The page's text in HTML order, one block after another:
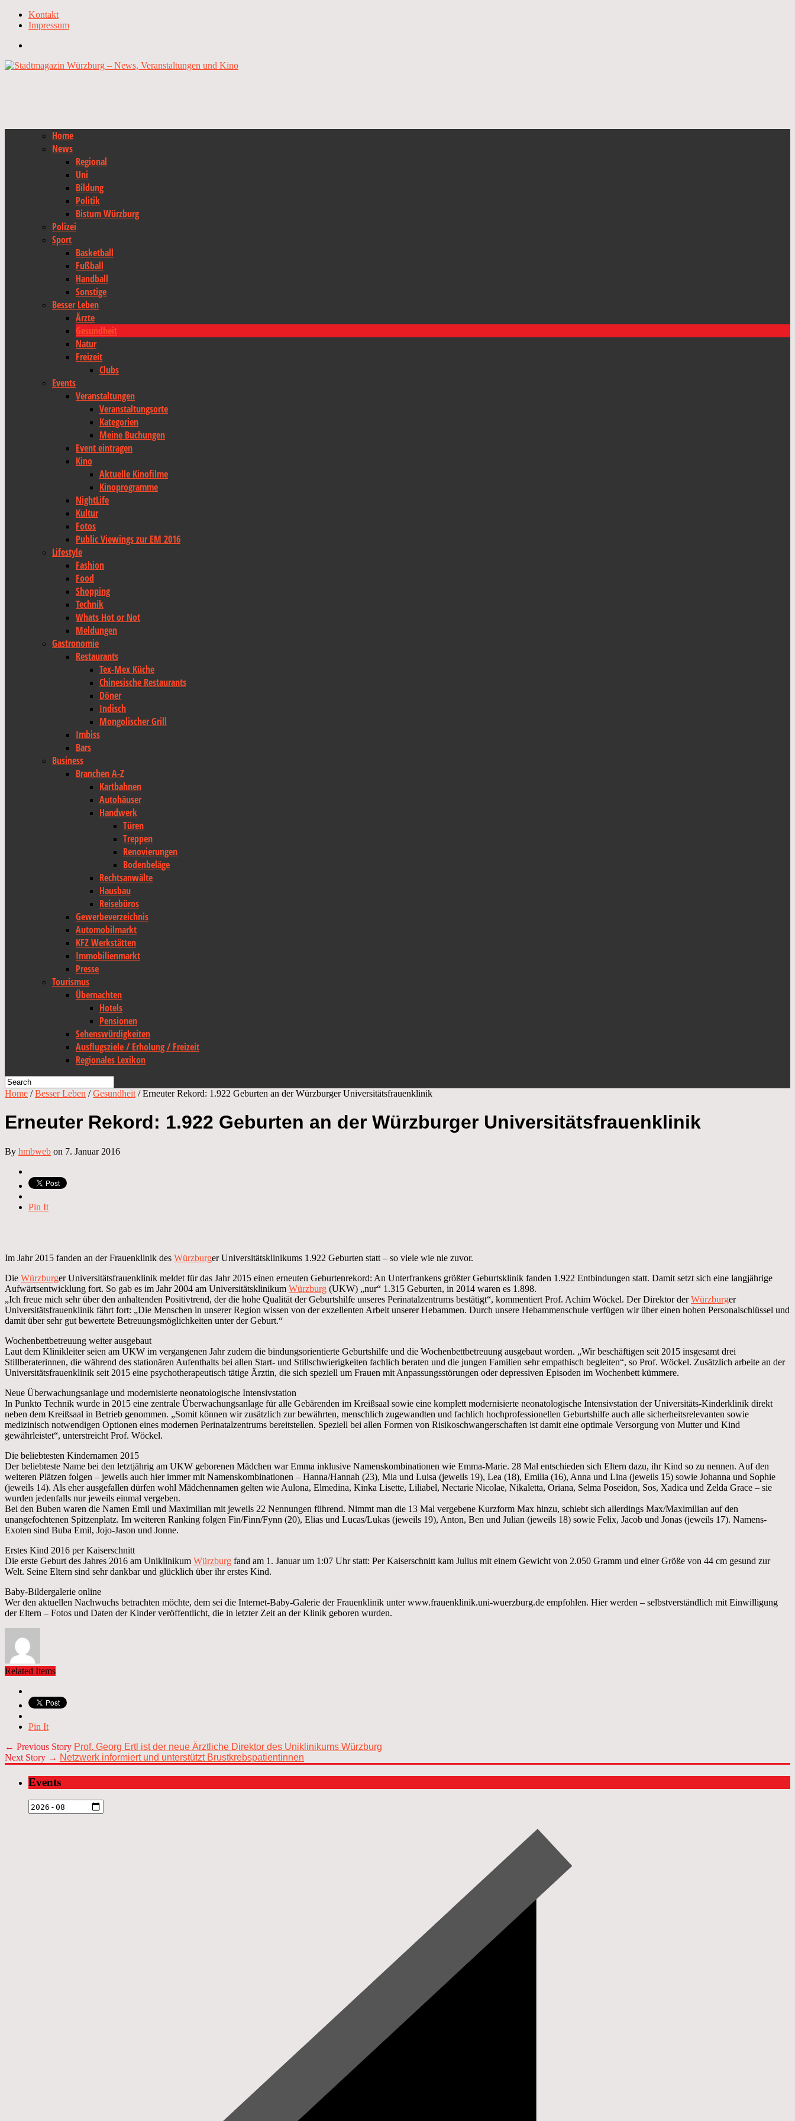
Kontakt
Impressum
Home
News
Regional
Uni
Bildung
Politik
Bistum Würzburg
Polizei
Sport
Basketball
Fußball
Handball
Sonstige
Besser Leben
Ärzte
Gesundheit
Natur
Freizeit
Clubs
Events
Veranstaltungen
Veranstaltungsorte
Kategorien
Meine Buchungen
Event eintragen
Kino
Aktuelle Kinofilme
Kinoprogramme
NightLife
Kultur
Fotos
Public Viewings zur EM 2016
Lifestyle
Fashion
Food
Shopping
Technik
Whats Hot or Not
Meldungen
Gastronomie
Restaurants
Tex-Mex Küche
Chinesische Restaurants
Döner
Indisch
Mongolischer Grill
Imbiss
Bars
Business
Branchen A-Z
Kartbahnen
Autohäuser
Handwerk
Türen
Treppen
Renovierungen
Bodenbeläge
Rechtsanwälte
Hausbau
Reisebüros
Gewerbeverzeichnis
Automobilmarkt
KFZ Werkstätten
Immobilienmarkt
Presse
Tourismus
Übernachten
Hotels
Pensionen
Sehenswürdigkeiten
Ausflugsziele / Erholung / Freizeit
Regionales Lexikon
Home /Besser Leben /Gesundheit /Erneuter Rekord: 1.922 Geburten an der Würzburger Universitätsfrauenklinik
Erneuter Rekord: 1.922 Geburten an der Würzburger Universitätsfrauenklinik
By hmbweb on 7. Januar 2016
Pin It
Im Jahr 2015 fanden an der Frauenklinik des Würzburger Universitätsklinikums 1.922 Geburten statt – so viele wie nie zuvor.
Die Würzburger Universitätsfrauenklinik meldet für das Jahr 2015 einen erneuten Geburtenrekord: An Unterfrankens größter Geburtsklinik fanden 1.922 Entbindungen statt. Damit setzt sich eine langjährige
Aufwärtsentwicklung fort. So gab es im Jahr 2004 am Universitätsklinikum Würzburg (UKW) „nur“ 1.315 Geburten, in 2014 waren es 1.898.
„Ich freue mich sehr über den anhaltenden Positivtrend, der die hohe Qualität der Geburtshilfe unseres Perinatalzentrums bestätigt“, kommentiert Prof. Achim Wöckel. Der Direktor derWürzburger
Universitätsfrauenklinik fährt fort: „Die Menschen in unserer Region wissen von der exzellenten Arbeit unserer Hebammen. Durch unsere Hebammenschule verfügen wir über einen hohen Personalschlüssel und
damit über sehr gut bewertete Betreuungsmöglichkeiten unter der Geburt.“
Wochenbettbetreuung weiter ausgebaut
Laut dem Klinikleiter seien am UKW im vergangenen Jahr zudem die bindungsorientierte Geburtshilfe und die Wochenbettbetreuung ausgebaut worden. „Wir beschäftigen seit 2015 insgesamt drei
Stillberaterinnen, die während des stationären Aufenthalts bei allen Start- und Stillschwierigkeiten fachlich beraten und die jungen Familien sehr empathisch begleiten“, so Prof. Wöckel. Zusätzlich arbeite an der
Universitätsfrauenklinik seit 2015 eine psychotherapeutisch tätige Ärztin, die sich speziell um Frauen mit Anpassungsstörungen oder depressiven Episoden im Wochenbett kümmere.
Neue Überwachungsanlage und modernisierte neonatologische Intensivstation
In Punkto Technik wurde in 2015 eine zentrale Überwachungsanlage für alle Gebärenden im Kreißsaal sowie eine komplett modernisierte neonatologische Intensivstation der Universitäts-Kinderklinik direkt
neben dem Kreißsaal in Betrieb genommen. „Somit können wir zusätzlich zur bewährten, menschlich zugewandten und fachlich hochprofessionellen Geburtshilfe auch alle sicherheitsrelevanten sowie
medizinisch notwendigen Optionen eines modernen Perinatalzentrums bereitstellen. Speziell bei allen Formen von Risikoschwangerschaften ist damit eine optimale Versorgung von Mutter und Kind
gewährleistet“, unterstreicht Prof. Wöckel.
Die beliebtesten Kindernamen 2015
Der beliebteste Name bei den letztjährig am UKW geborenen Mädchen war Emma inklusive Namenskombinationen wie Emma-Marie. 28 Mal entschieden sich Eltern dazu, ihr Kind so zu nennen. Auf den
weiteren Plätzen folgen – jeweils auch hier immer mit Namenskombinationen – Hanna/Hannah (23), Mia und Luisa (jeweils 19), Lea (18), Emilia (16), Anna und Lina (jeweils 15) sowie Johanna und Sophie
(jeweils 14). Als eher ausgefallen dürfen wohl Mädchennamen gelten wie Aulona, Elmedina, Kinka Lisette, Liliabel, Nectarie Nicolae, Nikaletta, Oriana, Selma Poseidon, Sos, Xadica und Zelda Grace – sie
wurden jedenfalls nur jeweils einmal vergeben.
Bei den Buben waren die Namen Emil und Maximilian mit jeweils 22 Nennungen führend. Nimmt man die 13 Mal vergebene Kurzform Max hinzu, schiebt sich allerdings Max/Maximilian auf den
unangefochtenen Spitzenplatz. Im weiteren Ranking folgen Fin/Finn/Fynn (20), Elias und Lucas/Lukas (jeweils 19), Anton, Ben und Julian (jeweils 18) sowie Felix, Jacob und Jonas (jeweils 17). Namens-
Exoten sind Buba Emil, Jojo-Jason und Jonne.
Erstes Kind 2016 per Kaiserschnitt
Die erste Geburt des Jahres 2016 am Uniklinikum Würzburg fand am 1. Januar um 1:07 Uhr statt: Per Kaiserschnitt kam Julius mit einem Gewicht von 2.050 Gramm und einer Größe von 44 cm gesund zur
Welt. Seine Eltern sind sehr dankbar und glücklich über ihr erstes Kind.
Baby-Bildergalerie online
Wer den aktuellen Nachwuchs betrachten möchte, dem sei die Internet-Baby-Galerie der Frauenklinik unter www.frauenklinik.uni-wuerzburg.de empfohlen. Hier werden – selbstverständlich mit Einwilligung
der Eltern – Fotos und Daten der Kinder veröffentlicht, die in letzter Zeit an der Klinik geboren wurden.
Related Items
Pin It
← Previous Story Prof. Georg Ertl ist der neue Ärztliche Direktor des Uniklinikums Würzburg
Next Story → Netzwerk informiert und unterstützt Brustkrebspatientinnen
Events